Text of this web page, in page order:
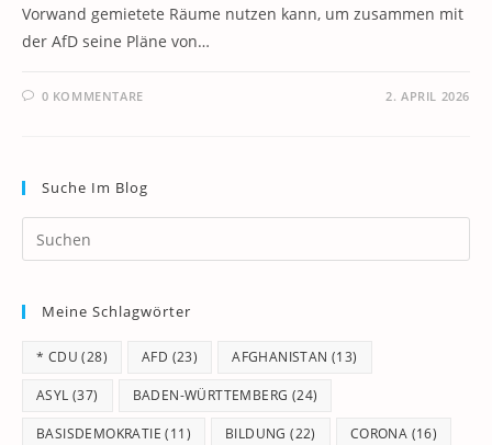
Vorwand gemietete Räume nutzen kann, um zusammen mit
der AfD seine Pläne von…
0 KOMMENTARE 2. APRIL 2026
Suche Im Blog
Meine Schlagwörter
* CDU (28) AFD (23) AFGHANISTAN (13)
ASYL (37) BADEN-WÜRTTEMBERG (24)
BASISDEMOKRATIE (11) BILDUNG (22) CORONA (16)